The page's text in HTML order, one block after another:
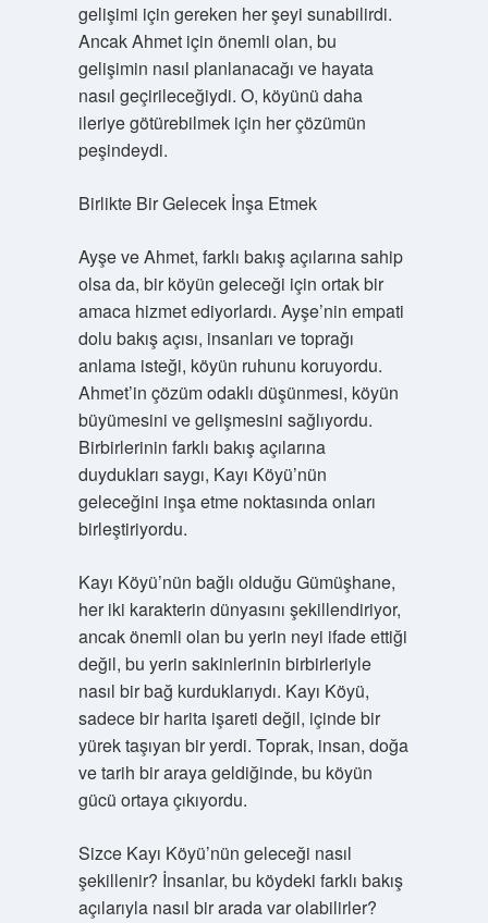
gelişimi için gereken her şeyi sunabilirdi.
Ancak Ahmet için önemli olan, bu
gelişimin nasıl planlanacağı ve hayata
nasıl geçirileceğiydi. O, köyünü daha
ileriye götürebilmek için her çözümün
peşindeydi.
Birlikte Bir Gelecek İnşa Etmek
Ayşe ve Ahmet, farklı bakış açılarına sahip
olsa da, bir köyün geleceği için ortak bir
amaca hizmet ediyorlardı. Ayşe’nin empati
dolu bakış açısı, insanları ve toprağı
anlama isteği, köyün ruhunu koruyordu.
Ahmet’in çözüm odaklı düşünmesi, köyün
büyümesini ve gelişmesini sağlıyordu.
Birbirlerinin farklı bakış açılarına
duydukları saygı, Kayı Köyü’nün
geleceğini inşa etme noktasında onları
birleştiriyordu.
Kayı Köyü’nün bağlı olduğu Gümüşhane,
her iki karakterin dünyasını şekillendiriyor,
ancak önemli olan bu yerin neyi ifade ettiği
değil, bu yerin sakinlerinin birbirleriyle
nasıl bir bağ kurduklarıydı. Kayı Köyü,
sadece bir harita işareti değil, içinde bir
yürek taşıyan bir yerdi. Toprak, insan, doğa
ve tarih bir araya geldiğinde, bu köyün
gücü ortaya çıkıyordu.
Sizce Kayı Köyü’nün geleceği nasıl
şekillenir? İnsanlar, bu köydeki farklı bakış
açılarıyla nasıl bir arada var olabilirler?